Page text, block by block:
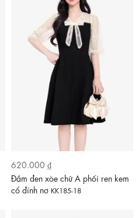
620.000 ₫
Đầm đen xòe chữ A phối ren kem
cổ đính nơ KK185-18